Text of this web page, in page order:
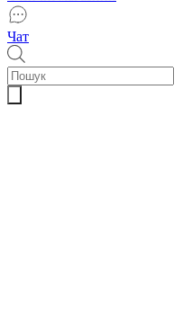
Чат
Пошук
товарів